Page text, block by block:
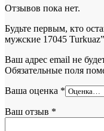
Отзывов пока нет.
Будьте первым, кто
мужские 17045 Turkuaz”
Ваш адрес email не
Обязательные поля
Ваша оценка *
Ваш отзыв *